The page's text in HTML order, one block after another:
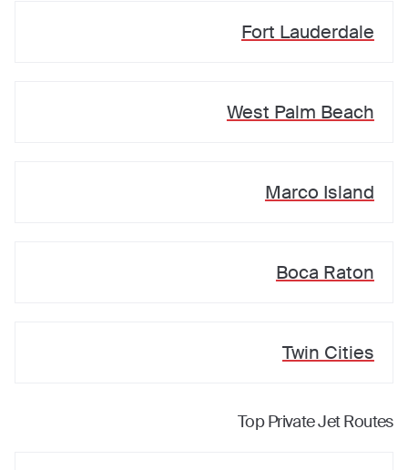
Fort Lauderdale
West Palm Beach
Marco Island
Boca Raton
Twin Cities
Top Private Jet Routes